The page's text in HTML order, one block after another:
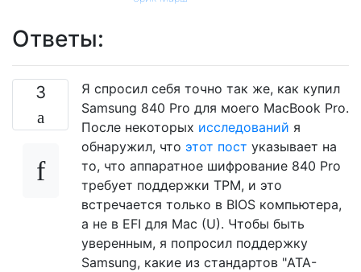
Ответы:
3
Я спросил себя точно так же, как купил
Samsung 840 Pro для моего MacBook Pro.
После некоторых исследований я
обнаружил, что этот пост указывает на
то, что аппаратное шифрование 840 Pro
требует поддержки TPM, и это
встречается только в BIOS компьютера,
а не в EFI для Mac (U). Чтобы быть
уверенным, я попросил поддержку
Samsung, какие из стандартов "ATA-